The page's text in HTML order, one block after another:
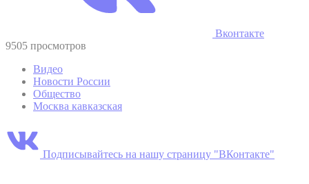
Вконтакте
9505 просмотров
Видео
Новости России
Общество
Москва кавказская
Подписывайтесь на нашу страницу "ВКонтакте"